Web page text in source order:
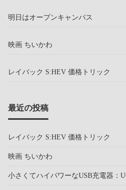
明日はオープンキャンパス
映画 ちいかわ
レイバック S:HEV 価格トリック
最近の投稿
レイバック S:HEV 価格トリック
映画 ちいかわ
小さくてハイパワーなUSB充電器：